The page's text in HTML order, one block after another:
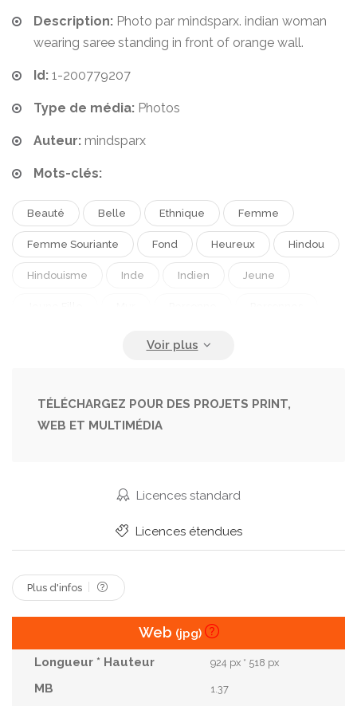
Description: Photo par mindsparx. indian woman
wearing saree standing in front of orange wall.
Id: 1-200779207
Type de média: Photos
Auteur: mindsparx
Mots-clés:
Beauté Belle Ethnique Femme
Femme Souriante Fond Heureux Hindou
Hindouisme Inde Indien Jeune
Sourire
TÉLÉCHARGEZ POUR DES PROJETS PRINT,
WEB ET MULTIMÉDIA
Licences standard
Licences étendues
Plus d'infos
Web (jpg)
924 px * 518 px
1.37